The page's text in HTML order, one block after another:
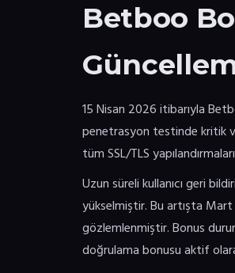
Betboo
15 Nisan 2026 itibarıyla
penetrasyon testinde kritik
tüm SSL/TLS
Uzun süreli kullanıcı geri
yükselmiştir. Bu artışta Mart
gözlemlenmiştir. Bonus
doğrulama bonusu aktif